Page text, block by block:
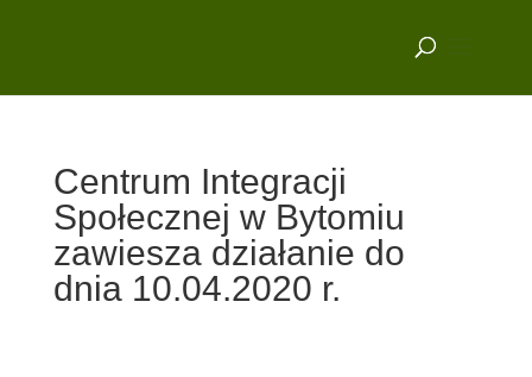
Centrum Integracji
Społecznej w Bytomiu
zawiesza działanie do
dnia 10.04.2020 r.